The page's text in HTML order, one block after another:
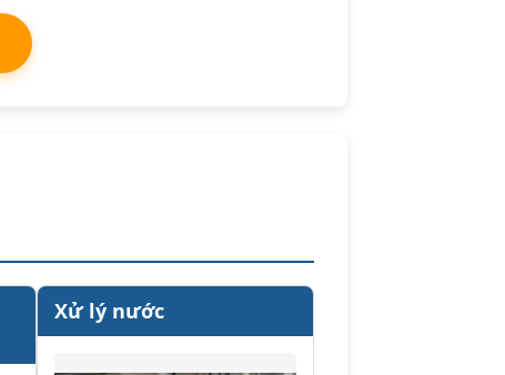
Xử lý nước